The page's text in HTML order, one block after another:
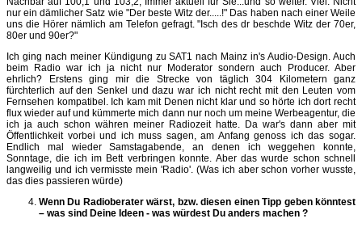
nur ein dämlicher Satz wie "Der beste Witz der.....!" Das haben nach einer Weile
uns die Hörer nämlich am Telefon gefragt. "Isch des dr beschde Witz der 70er,
80er und 90er?"
Ich ging nach meiner Kündigung zu SAT1 nach Mainz in's Audio-Design. Auch
beim Radio war ich ja nicht nur Moderator sondern auch Producer. Aber
ehrlich? Erstens ging mir die Strecke von täglich 304 Kilometern ganz
fürchterlich auf den Senkel und dazu war ich nicht recht mit den Leuten vom
Fernsehen kompatibel. Ich kam mit Denen nicht klar und so hörte ich dort recht
flux wieder auf und kümmerte mich dann nur noch um meine Werbeagentur, die
ich ja auch schon währen meiner Radiozeit hatte. Da war's dann aber mit
Öffentlichkeit vorbei und ich muss sagen, am Anfang genoss ich das sogar.
Endlich mal wieder Samstagabende, an denen ich weggehen konnte,
Sonntage, die ich im Bett verbringen konnte. Aber das wurde schon schnell
langweilig und ich vermisste mein 'Radio'. (Was ich aber schon vorher wusste,
das dies passieren würde)
Wenn Du Radioberater wärst, bzw. diesen einen Tipp geben könntest
– was sind Deine Ideen - was würdest Du anders machen ?